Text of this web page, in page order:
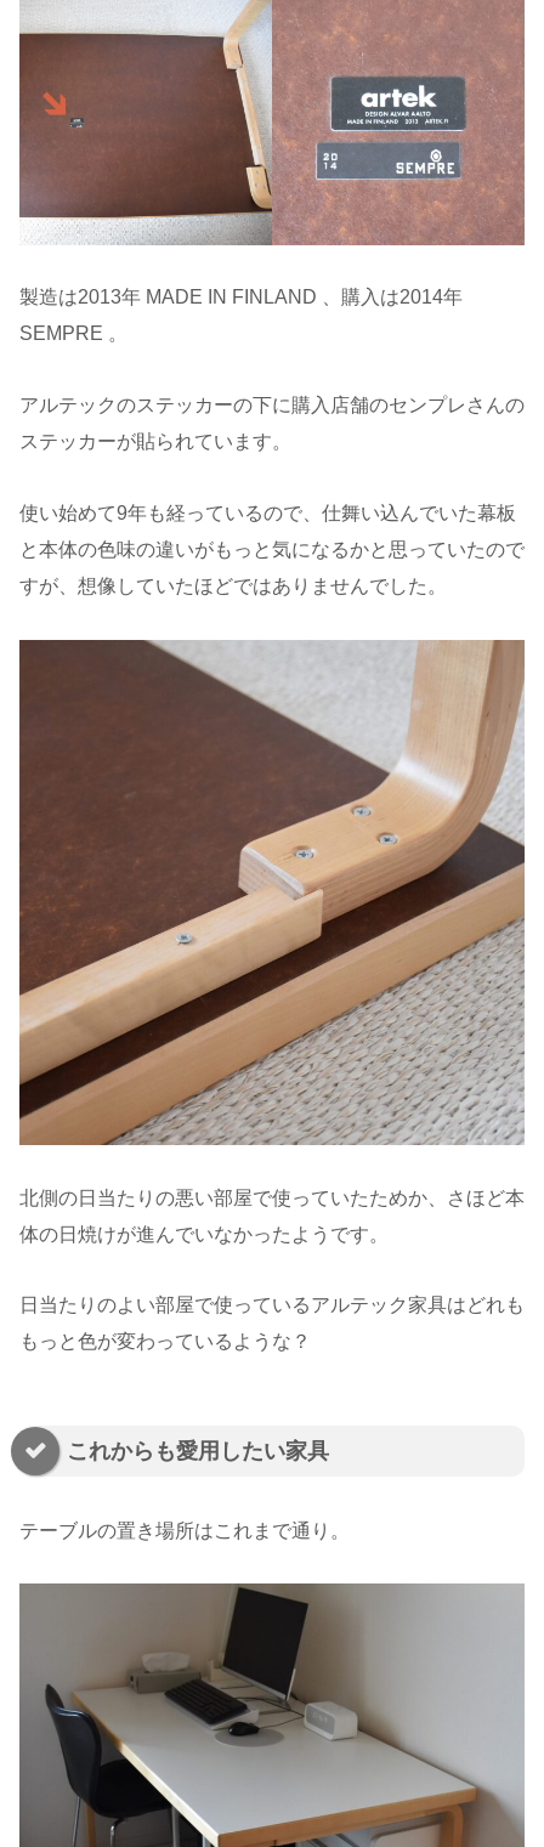
製造は2013年 MADE IN FINLAND 、購入は2014年
SEMPRE 。
アルテックのステッカーの下に購入店舗のセンプレさんの
ステッカーが貼られています。
使い始めて9年も経っているので、仕舞い込んでいた幕板
と本体の色味の違いがもっと気になるかと思っていたので
すが、想像していたほどではありませんでした。
北側の日当たりの悪い部屋で使っていたためか、さほど本
体の日焼けが進んでいなかったようです。
日当たりのよい部屋で使っているアルテック家具はどれも
もっと色が変わっているような？
これからも愛用したい家具
テーブルの置き場所はこれまで通り。